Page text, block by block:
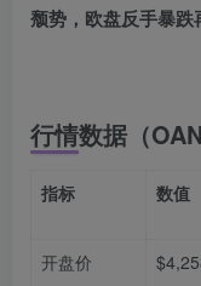
颓势，欧盘反手暴跌
行情数据（
指标 数值
开盘价